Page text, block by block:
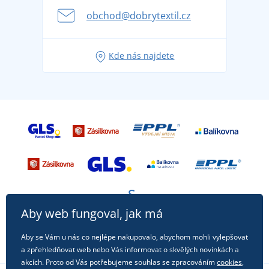
se na dovolenou bez starostí
Tipy na svěží outfity pro pohodové léto
obchod@dobrytextil.cz
Kde nás najdete
Aby web fungoval, jak má
Aby se Vám u nás co nejlépe nakupovalo, abychom mohli vylepšovat
a zpřehledňovat web nebo Vás informovat o skvělých novinkách a
akcích. Proto od Vás potřebujeme souhlas se zpracovánímcookies,